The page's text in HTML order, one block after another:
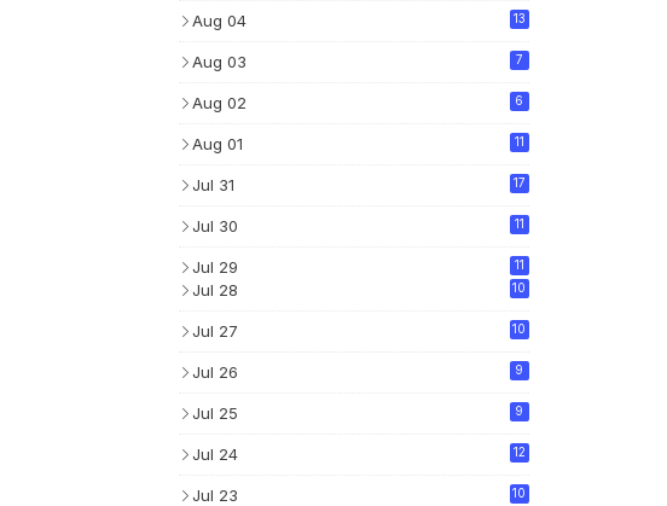
Aug 04 13
Aug 03 7
Aug 02 6
Aug 01 11
Jul 31 17
Jul 30 11
Jul 29 11
Jul 28 10
Jul 27 10
Jul 26 9
Jul 25 9
Jul 24 12
Jul 23 10